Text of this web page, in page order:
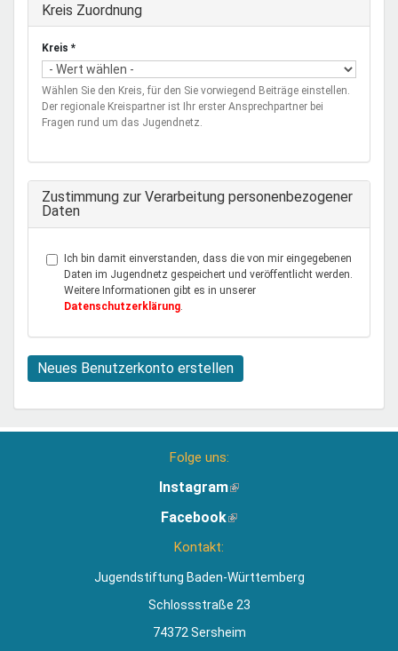
Ausblenden
Kreis Zuordnung
Kreis *
Wählen Sie den Kreis, für den Sie vorwiegend Beiträge einstellen.
Der regionale Kreispartner ist Ihr erster Ansprechpartner bei
Fragen rund um das Jugendnetz.
Zustimmung zur Verarbeitung personenbezogener
Daten
Ich bin damit einverstanden, dass die von mir eingegebenen
Daten im Jugendnetz gespeichert und veröffentlicht werden.
Weitere Informationen gibt es in unserer
Datenschutzerklärung
Neues Benutzerkonto erstellen
Folge uns:
Instagram(Link
extern)
Facebook(Link
Kontakt:
Jugendstiftung Baden-Württemberg
Schlossstraße 23
74372 Sersheim